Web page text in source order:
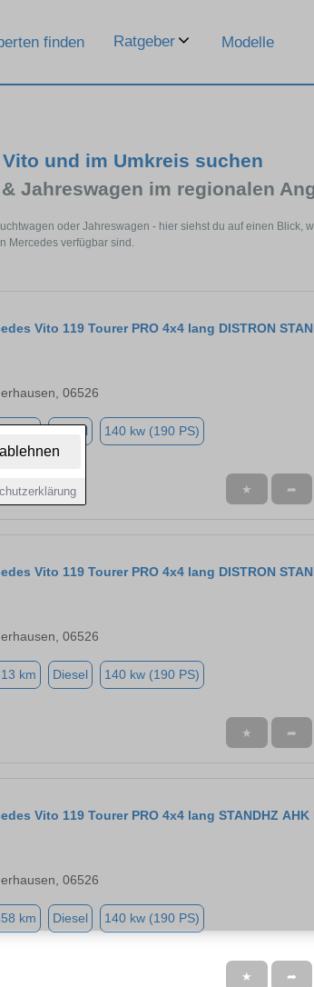
finden Ratgeber Modelle
und im Umkreis suchen
Jahreswagen im regionalen
oder Jahreswagen - hier siehst du auf einen Blick,
Mercedes verfügbar sind.
Vito 119 Tourer PRO 4x4 lang DISTRON
06526
Diesel 140 kw (190 PS)
★ ➦
Vito 119 Tourer PRO 4x4 lang DISTRON
06526
km Diesel 140 kw (190 PS)
★ ➦
Vito 119 Tourer PRO 4x4 lang STANDHZ AHK
06526
km Diesel 140 kw (190 PS)
★ ➦